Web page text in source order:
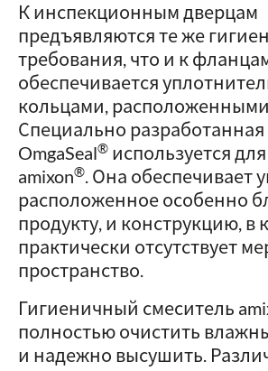
К инспекционным дверцам
предъявляются те же
требования, что и к
обеспечивается
кольцами, расположенными
Специально разработанная
OmgaSeal® используется
amixon®. Она обеспечивает
расположенное особенно
продукту, и конструкцию, в
практически отсутствует
пространство.
Гигиеничный смеситель
полностью очистить
и надежно высушить.